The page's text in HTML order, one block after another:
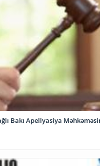
Bakı Apellyasiya